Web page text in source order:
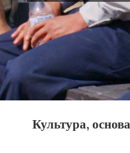
Культура,